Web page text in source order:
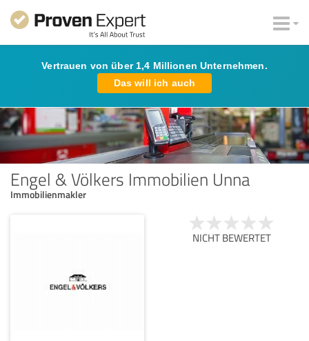
Vertrauen von über 1,4 Millionen Unternehmen.
Das will ich auch
Engel & Völkers Immobilien Unna
Immobilienmakler
NICHT BEWERTET